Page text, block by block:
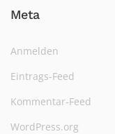
Meta
Anmelden
Eintrags-Feed
Kommentar-Feed
WordPress.org